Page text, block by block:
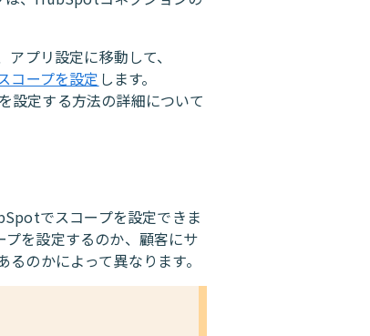
プリ設定に移動して、
コープを設定 します。
設定する方法の詳細について
でスコープを設定できま
を設定するのか、顧客にサ
のかによって異なります。